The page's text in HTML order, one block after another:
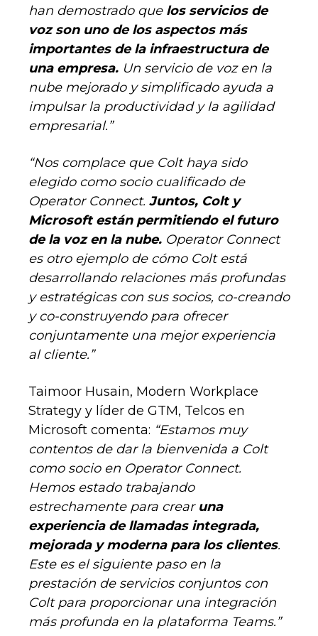
han demostrado que los servicios de
voz son uno de los aspectos más
importantes de la infraestructura de
una empresa. Un servicio de voz en la
nube mejorado y simplificado ayuda a
impulsar la productividad y la agilidad
empresarial.”
“Nos complace que Colt haya sido
elegido como socio cualificado de
Operator Connect. Juntos, Colt y
Microsoft están permitiendo el futuro
de la voz en la nube. Operator Connect
es otro ejemplo de cómo Colt está
desarrollando relaciones más profundas
y estratégicas con sus socios, co-creando
y co-construyendo para ofrecer
conjuntamente una mejor experiencia
al cliente.”
Taimoor Husain, Modern Workplace
Strategy y líder de GTM, Telcos en
Microsoft comenta: “Estamos muy
contentos de dar la bienvenida a Colt
como socio en Operator Connect.
Hemos estado trabajando
estrechamente para crearuna
experiencia de llamadas integrada,
mejorada y moderna para los clientes.
Este es el siguiente paso en la
prestación de servicios conjuntos con
Colt para proporcionar una integración
más profunda en la plataforma Teams.”